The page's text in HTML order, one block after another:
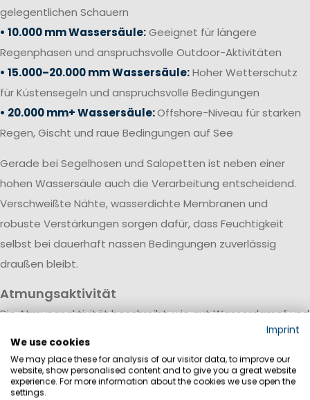
gelegentlichen Schauern
• 10.000 mm Wassersäule:Geeignet für längere
Regenphasen und anspruchsvolle Outdoor-Aktivitäten
• 15.000–20.000 mm Wassersäule:Hoher Wetterschutz
für Küstensegeln und anspruchsvolle Bedingungen
• 20.000 mm+ Wassersäule:Offshore-Niveau für starken
Regen, Gischt und raue Bedingungen auf See
Gerade bei Segelhosen und Salopetten ist neben einer
hohen Wassersäule auch die Verarbeitung entscheidend.
Verschweißte Nähte, wasserdichte Membranen und
robuste Verstärkungen sorgen dafür, dass Feuchtigkeit
selbst bei dauerhaft nassen Bedingungen zuverlässig
draußen bleibt.
Atmungsaktivität
Die Atmungsaktivität beschreibt, wie gut Wasserdampf und
transportiert werden. Sie wird meist in Gramm pro
Quadratmeter innerhalb von 24 Stunden (g/m²/24h)
angegeben.
Imprint
We use cookies
We may place these for analysis of our visitor data, to improve our
website, show personalised content and to give you a great website
experience. For more information about the cookies we use open the
settings.